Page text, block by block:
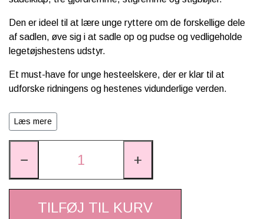
Den er ideel til at lære unge ryttere om de forskellige dele
af sadlen, øve sig i at sadle op og pudse og vedligeholde
legetøjshestens udstyr.
Et must-have for unge hesteelskere, der er klar til at
udforske ridningens og hestenes vidunderlige verden.
Anbefales til børn fra 8 år og op.
Læs mere
− +
TILFØJ TIL KURV